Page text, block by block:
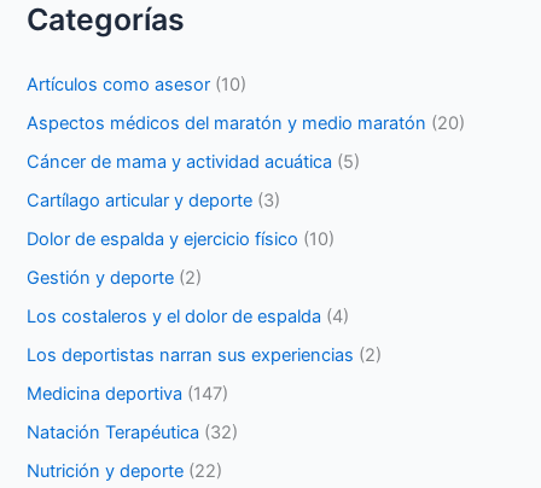
Categorías
Artículos como asesor (10)
Aspectos médicos del maratón y medio maratón (20)
Cáncer de mama y actividad acuática (5)
Cartílago articular y deporte (3)
Dolor de espalda y ejercicio físico (10)
Gestión y deporte (2)
Los costaleros y el dolor de espalda (4)
Los deportistas narran sus experiencias (2)
Medicina deportiva (147)
Natación Terapéutica (32)
Nutrición y deporte (22)